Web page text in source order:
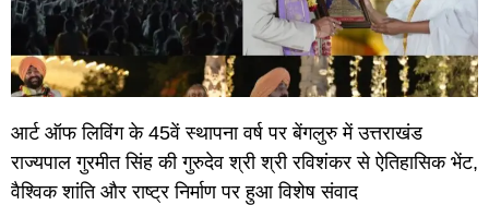
आर्ट ऑफ लिविंग के 45वें स्थापना वर्ष पर बेंगलुरु में उत्तराखंड
राज्यपाल गुरमीत सिंह की गुरुदेव श्री श्री रविशंकर से ऐतिहासिक भेंट,
वैश्विक शांति और राष्ट्र निर्माण पर हुआ विशेष संवाद